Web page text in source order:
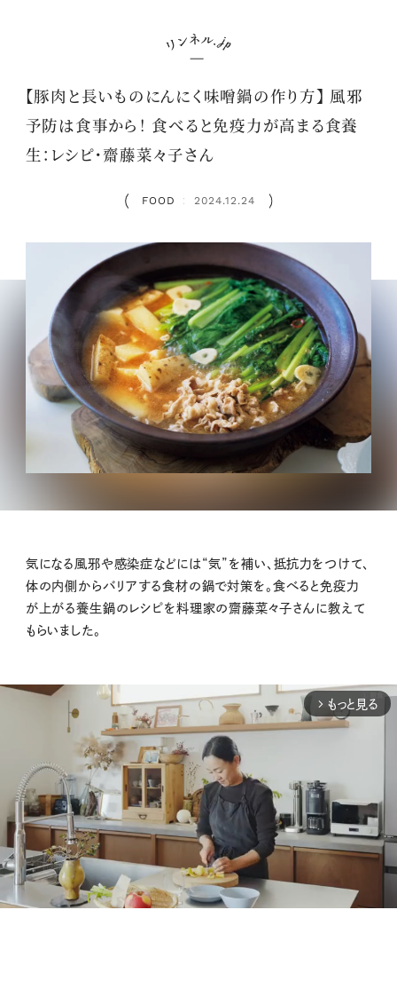
【豚肉と長いものにんにく味噌鍋の作り方】 風邪
予防は食事から！ 食べると免疫力が高まる食養
生：レシピ・齋藤菜々子さん
FOOD ： 2024.12.24
気になる風邪や感染症などには“気”を補い、抵抗力をつけて、
体の内側からバリアする食材の鍋で対策を。食べると免疫力
が上がる養生鍋のレシピを料理家の齋藤菜々子さんに教えて
もらいました。
arrow_forward_ios もっと見る